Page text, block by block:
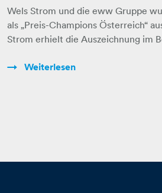
Wels Strom und die eww Gruppe
als „Preis-Champions Österreich“
Strom erhielt die Auszeichnung im
Weiterlesen